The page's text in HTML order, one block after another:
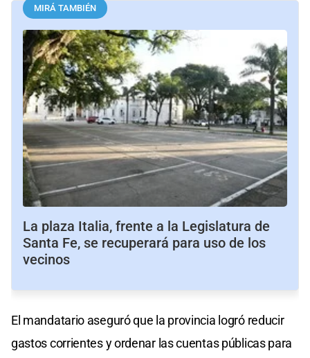
MIRÁ TAMBIÉN
La plaza Italia, frente a la Legislatura de
Santa Fe, se recuperará para uso de los
vecinos
El mandatario aseguró que la provincia logró reducir
gastos corrientes y ordenar las cuentas públicas para